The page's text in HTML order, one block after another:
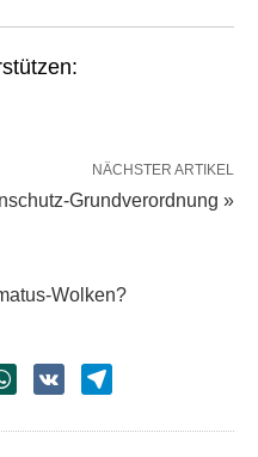
NÄCHSTER ARTIKEL
Grundverordnung »
Wolken?